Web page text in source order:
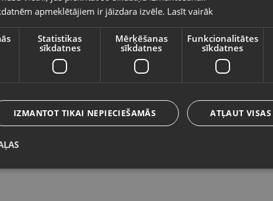
Microsoft Xbox One Series X
Preiļi, Daugavpils iela 2
Stāvoklis Jauns (Garantija 24 mēneši)
5.00€
Valsts
Valoda
Latviešu / Latvian
apmeklētājiem ir jāizdara izvēle. Lasīt vairāk
Statistikas
sīkdatnes
Mērķēšanas
sīkdatnes
Funkcionalitātes
sīkdatnes
ATĻAUT
IZMANTOT TIKAI NEPIECIEŠAMĀS